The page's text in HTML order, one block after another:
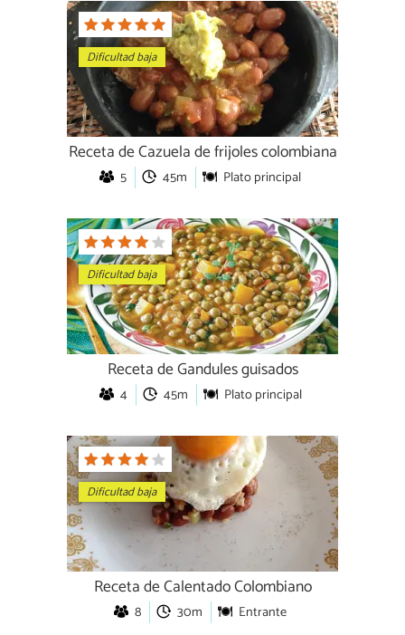
Dificultad baja
Receta de Cazuela de frijoles colombiana
5 45m Plato principal
Dificultad baja
Receta de Gandules guisados
4 45m Plato principal
Dificultad baja
Receta de Calentado Colombiano
8 30m Entrante